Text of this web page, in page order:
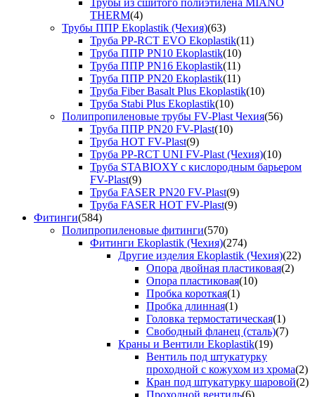
THERM(4)
Трубы ППР Ekoplastik (Чехия)(63)
Труба PP-RCT EVO Ekoplastik(11)
Труба ППР PN10 Ekoplastik(10)
Труба ППР PN16 Ekoplastik(11)
Труба ППР PN20 Ekoplastik(11)
Труба Fiber Basalt Plus Ekoplastik(10)
Труба Stabi Plus Ekoplastik(10)
Полипропиленовые трубы FV-Plast Чехия(56)
Труба ППР PN20 FV-Plast(10)
Труба HOT FV-Plast(9)
Труба PP-RCT UNI FV-Plast (Чехия)(10)
Труба STABIOXY с кислородным барьером
FV-Plast(9)
Труба FASER PN20 FV-Plast(9)
Труба FASER HOT FV-Plast(9)
Фитинги(584)
Полипропиленовые фитинги(570)
Фитинги Ekoplastik (Чехия)(274)
Другие изделия Ekoplastik (Чехия)(22)
Опора двойная пластиковая(2)
Опора пластиковая(10)
Пробка короткая(1)
Пробка длинная(1)
Головка термостатическая(1)
Свободный фланец (сталь)(7)
Краны и Вентили Ekoplastik(19)
Вентиль под штукатурку
проходной с кожухом из хрома(2)
Кран под штукатурку шаровой(2)
Проходной вентиль(6)